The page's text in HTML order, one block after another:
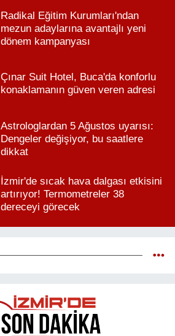
Radikal Eğitim Kurumları'ndan
mezun adaylarına avantajlı yeni
dönem kampanyası
Çınar Suit Hotel, Buca'da konforlu
konaklamanın güven veren adresi
Astrologlardan 5 Ağustos uyarısı:
Dengeler değişiyor, bu saatlere
dikkat
İzmir'de sıcak hava dalgası etkisini
artırıyor! Termometreler 38
dereceyi görecek